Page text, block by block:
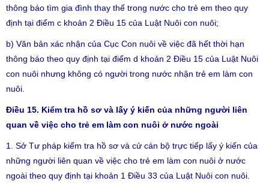
thông báo tìm gia đình thay thế trong nước cho trẻ em theo quy
định tại điểm c khoản 2 Điều 15 của Luật Nuôi con nuôi;
b) Văn bản xác nhận của Cục Con nuôi về việc đã hết thời hạn
thông báo theo quy định tại điểm d khoản 2 Điều 15 của Luật Nuôi
con nuôi nhưng không có người trong nước nhận trẻ em làm con
nuôi.
Điều 15. Kiểm tra hồ sơ và lấy ý kiến của những người liên
quan về việc cho trẻ em làm con nuôi ở nước ngoài
1. Sở Tư pháp kiểm tra hồ sơ và cử cán bộ trực tiếp lấy ý kiến của
những người liên quan về việc cho trẻ em làm con nuôi ở nước
ngoài theo quy định tại khoản 1 Điều 33 của Luật Nuôi con nuôi.